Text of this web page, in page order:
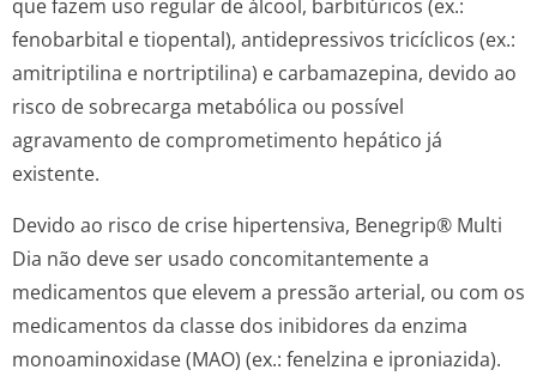
que fazem uso regular de álcool, barbitúricos (ex.:
fenobarbital e tiopental), antidepressivos tricíclicos (ex.:
amitriptilina e nortriptilina) e carbamazepina, devido ao
risco de sobrecarga metabólica ou possível
agravamento de comprometimento hepático já
existente.
Devido ao risco de crise hipertensiva, Benegrip® Multi
Dia não deve ser usado concomitantemente a
medicamentos que elevem a pressão arterial, ou com os
medicamentos da classe dos inibidores da enzima
monoaminoxidase (MAO) (ex.: fenelzina e iproniazida).